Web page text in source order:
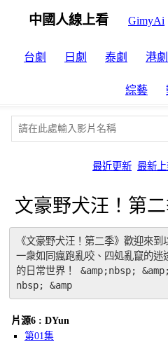
中國人線上看 GimyAi
台劇 日劇 泰劇 港劇
綜藝
最近更新 最新
文豪野犬汪！第
《文豪野犬汪！第二季》歡迎來
一衆如同瘋跑亂咬、四処亂竄的迷
的日常世界！ &amp;nbsp;
nbsp; &amp
片源6 : DYun
第01集